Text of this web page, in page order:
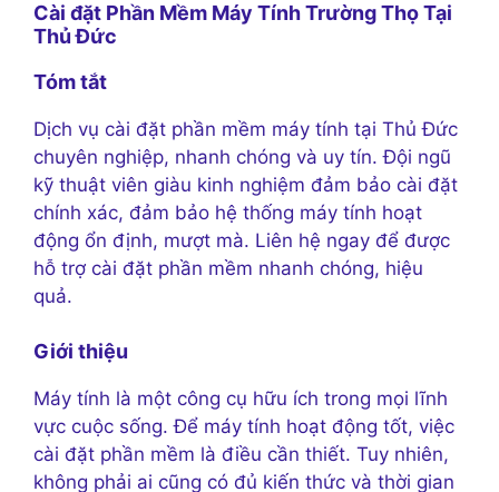
Cài đặt Phần Mềm Máy Tính Trường Thọ Tại
Thủ Đức
Tóm tắt
Dịch vụ cài đặt phần mềm máy tính tại Thủ Đức
chuyên nghiệp, nhanh chóng và uy tín. Đội ngũ
kỹ thuật viên giàu kinh nghiệm đảm bảo cài đặt
chính xác, đảm bảo hệ thống máy tính hoạt
động ổn định, mượt mà. Liên hệ ngay để được
hỗ trợ cài đặt phần mềm nhanh chóng, hiệu
quả.
Giới thiệu
Máy tính là một công cụ hữu ích trong mọi lĩnh
vực cuộc sống. Để máy tính hoạt động tốt, việc
cài đặt phần mềm là điều cần thiết. Tuy nhiên,
không phải ai cũng có đủ kiến thức và thời gian